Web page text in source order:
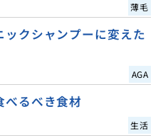
薄毛
クシャンプーに変えた
AGA
べるべき食材
生活